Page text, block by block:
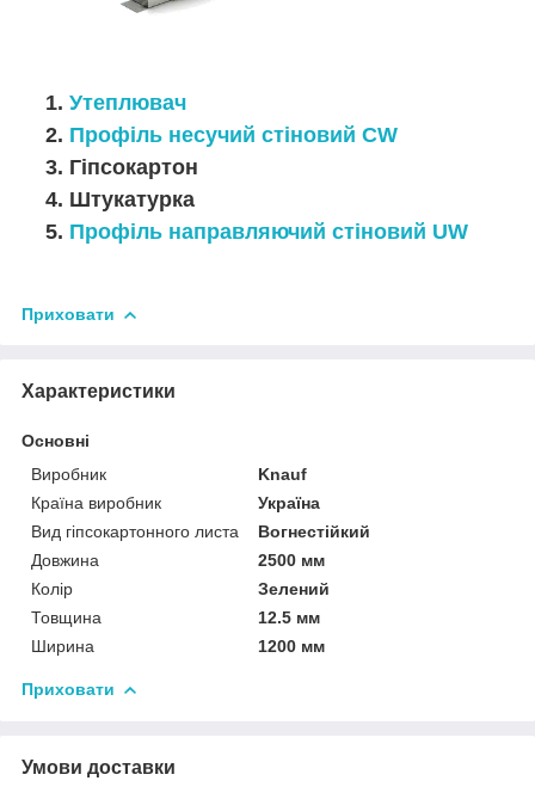
1. Утеплювач
2. Профіль несучий стіновий CW
3. Гіпсокартон
4. Штукатурка
5. Профіль направляючий стіновий UW
Приховати
Характеристики
Основні
Виробник
Knauf
Країна виробник
Україна
Вид гіпсокартонного листа
Вогнестійкий
Довжина
2500 мм
Колір
Зелений
Товщина
12.5 мм
Ширина
1200 мм
Приховати
Умови доставки